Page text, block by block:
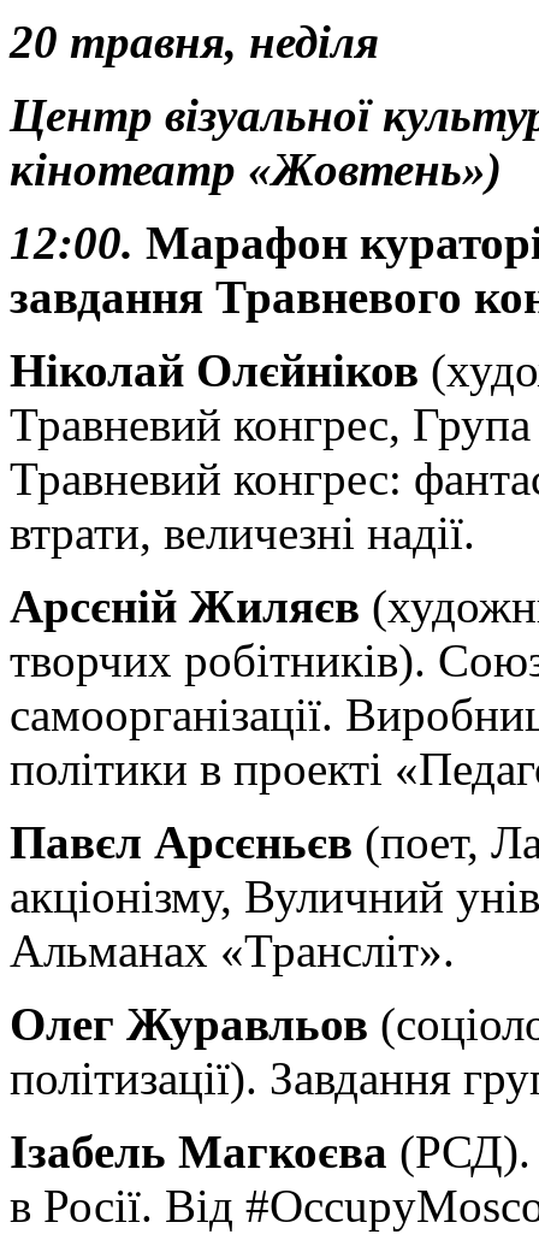
20 травня, неділя
Центр візуальної
кінотеатр «Жовтень»)
12:00. Марафон
завдання Травневого
Ніколай Олєйніков
Травневий конгрес,
Травневий конгрес:
втрати, величезні надії.
Арсєній Жиляєв
творчих робітників).
самоорганізації.
політики в проекті
Павєл Арсєньєв (поет,
акціонізму, Вуличний
Альманах «Трансліт».
Олег Журавльов
політизації). Завдання
Ізабель Магкоєва (РСД).
в Росії. Від